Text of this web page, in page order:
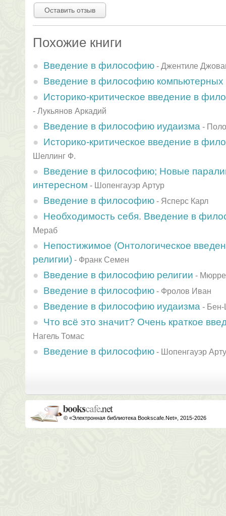
Оставить отзыв
Похожие книги
Введение в философию - Джентиле
Введение в философию компьютерных
Историко-критическое введение в
- Лукьянов Аркадий
Введение в философию иудаизма -
Историко-критическое введение в
Шеллинг Ф.
Введение в философию; Новые
интересном - Шопенгауэр Артур
Введение в философию - Ясперс Карл
Необходимость себя. Введение в
Мераб
Непостижимое (Онтологическое
религии) - Франк Семен
Введение в философию религии -
Введение в философию - Фролов Иван
Введение в философию иудаизма -
Что всё это значит? Очень краткое
Нагель Томас
Введение в философию - Шопенгауэр
© «Электронная библиотека Bookscafe.Net», 2015-2026